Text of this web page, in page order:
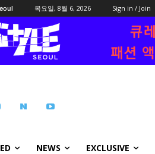
목요일, 8월 6, 2026 Sign in / Join
NEWS EXCLUSIVE